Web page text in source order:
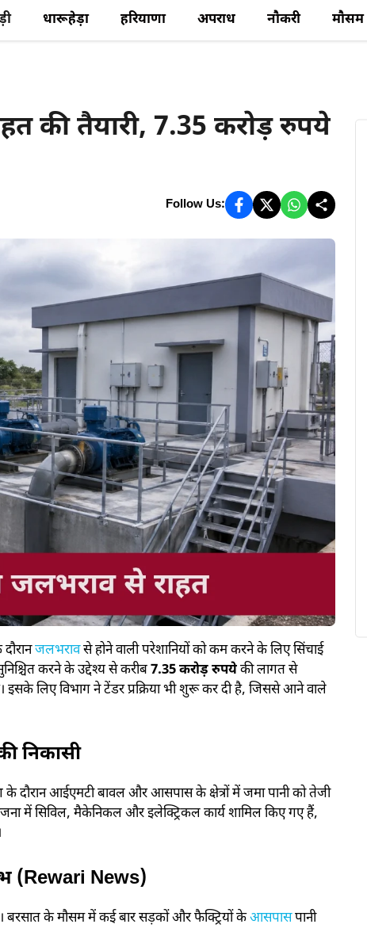
धारूहेड़ा हरियाणा अपराध नौकरी मौसम
की तैयारी, 7.35 करोड़ रुपये
Follow Us:
जलभरावसे होने वाली परेशानियों को कम करने के लिए सिंचाई
करने के उद्देश्य से करीब7.35 करोड़ रुपयेकी लागत से
इसके लिए विभाग ने टेंडर प्रक्रिया भी शुरू कर दी है, जिससे आने वाले
निकासी
के दौरान आईएमटी बावल और आसपास के क्षेत्रों में जमा पानी को तेजी
में सिविल, मैकेनिकल और इलेक्ट्रिकल कार्य शामिल किए गए हैं,
(Rewari News)
बरसात के मौसम में कई बार सड़कों और फैक्ट्रियों केआसपासपानी